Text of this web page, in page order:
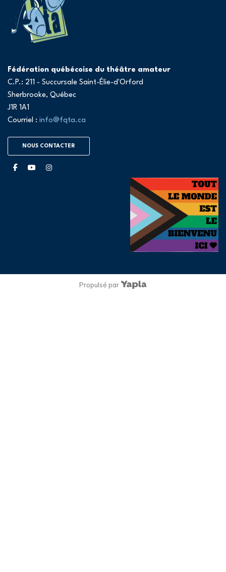
Fédération québécoise du théâtre amateur
C.P.: 211 - Succursale Saint-Élie-d'Orford
Sherbrooke, Québec
J1R 1A1
Courriel : info@fqta.ca
NOUS CONTACTER
facebookyoutubeinstagram
Propulsé par